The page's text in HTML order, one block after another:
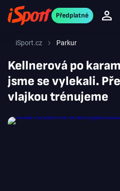
Předplatné
iSport.cz Parkur
Kellnerová po
jsme se vylekali.
vlajkou trénujeme